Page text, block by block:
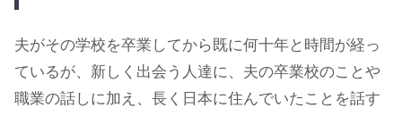
夫がその学校を卒業してから既に何十年と時間が経っ
ているが、新しく出会う人達に、夫の卒業校のことや
職業の話しに加え、長く日本に住んでいたことを話す